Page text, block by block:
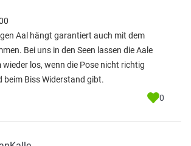
Aal hängt garantiert auch mit dem
Bei uns in den Seen lassen die Aale
wieder los, wenn die Pose nicht richtig
beim Biss Widerstand gibt.
0